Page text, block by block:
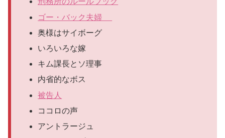
ゴー・バック夫婦
奥様はサイボーグ
いろいろな嫁
キム課長とソ理事
内省的なボス
被告人
ココロの声
アントラージュ